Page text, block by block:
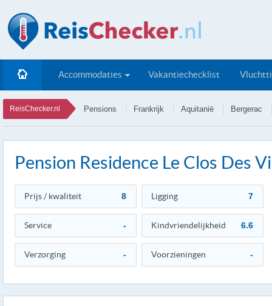
Accommodaties Vakantiechecklist
ReisChecker.nl Pensions Frankrijk Aquitanië Bergerac
Pension Residence Le Clos Des
Prijs / kwaliteit 8 Ligging 7
Service - Kindvriendelijkheid 6.6
Verzorging - Voorzieningen -